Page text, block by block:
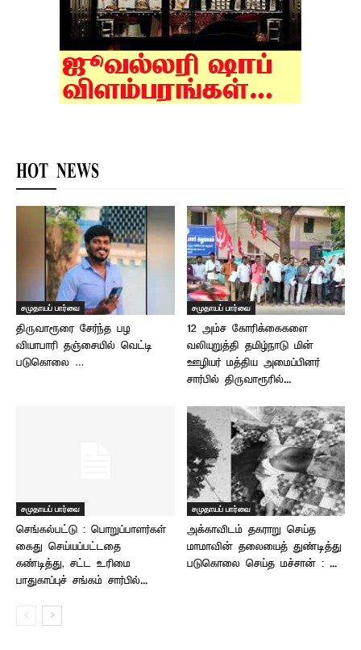
HOT NEWS
சமுதாயப் பார்வை
திருவாரூரை சேர்ந்த பழ
வியாபாரி தஞ்சையில் வெட்டி
படுகொலை …
சமுதாயப் பார்வை
12 அம்ச கோரிக்கைகளை
வலியுறுத்தி தமிழ்நாடு மின்
ஊழியர் மத்திய அமைப்பினர்
சார்பில் திருவாரூரில்...
சமுதாயப் பார்வை
செங்கல்பட்டு : பொறுப்பாளர்கள்
கைது செய்யப்பட்டதை
கண்டித்து, சட்ட உரிமை
பாதுகாப்புச் சங்கம் சார்பில்...
சமுதாயப் பார்வை
அக்காவிடம் தகராறு செய்த
மாமாவின் தலையைத் துண்டித்து
படுகொலை செய்த மச்சான் : ...